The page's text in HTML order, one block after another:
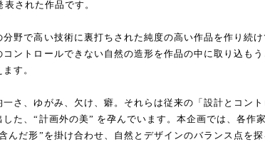
表された作品です。
分野で高い技術に裏打ちされた純度の高い作品を作り続
ントロールできない自然の造形を作品の中に取り込もう
す。
さ、ゆがみ、欠け、癖。それらは従来の「設計とコント
した、“計画外の美” を孕んでいます。本企画では、各作
んだ形”を掛け合わせ、自然とデザインのバランス点を